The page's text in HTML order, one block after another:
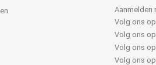
Aanmelden
Volg ons
Volg ons
Volg ons
Volg ons